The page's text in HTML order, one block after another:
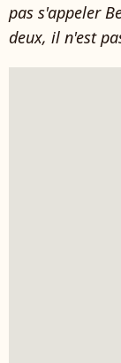
pas s'appeler
deux, il n'est